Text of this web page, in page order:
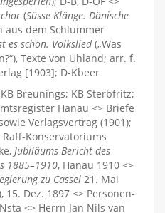
(Süsse Klänge. Dänische
aus dem Schlummer
es schön. Volkslied(„Was
Texte von Uhland; arr. f.
[1903]; D-Kbeer
Breunings; KB Sterbfritz;
Hanau <> Briefe
Verlagsvertrag (1901);
Raff-Konservatoriums
Jubiläums-Bericht des
1885–1910, Hanau 1910 <>
zu Cassel 21. Mai
15. Dez. 1897 <> Personen-
<> Herrn Jan Nils van